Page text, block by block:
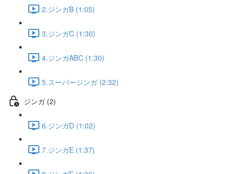
2.ジンガB (1:05)
3.ジンガC (1:30)
4.ジンガABC (1:30)
5.スーパージンガ (2:32)
ジンガ (2)
6.ジンガD (1:02)
7.ジンガE (1:37)